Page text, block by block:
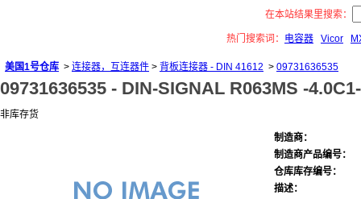
在本站结果里搜索：
热门搜索词： 电容器 Vicor
美国1号仓库 > 连接器，互连器件 > 背板连接器 - DIN 41612 > 09731636535
09731636535 - DIN-SIGNAL R063MS -
非库存货
制造商：
制造商产品编号：
仓库库存编号：
描述：